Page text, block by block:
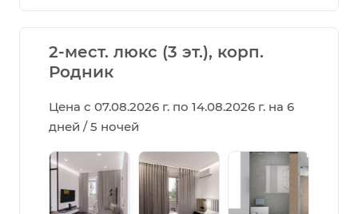
2-мест. люкс (3 эт.), корп.
Родник
Цена с 07.08.2026 г. по 14.08.2026 г. на 6
дней / 5 ночей